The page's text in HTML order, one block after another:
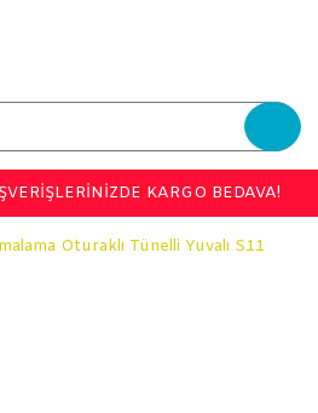
KARGO BEDAVA!